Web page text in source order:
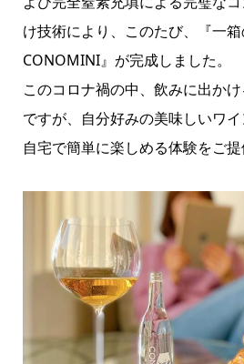
け技術により、このたび、『一箱
CONOMINI』が完成しました。
このコロナ禍の中、飲みに出か
ですが、自分好みの美味しいワ
自宅で簡単に楽しめる体験をご提